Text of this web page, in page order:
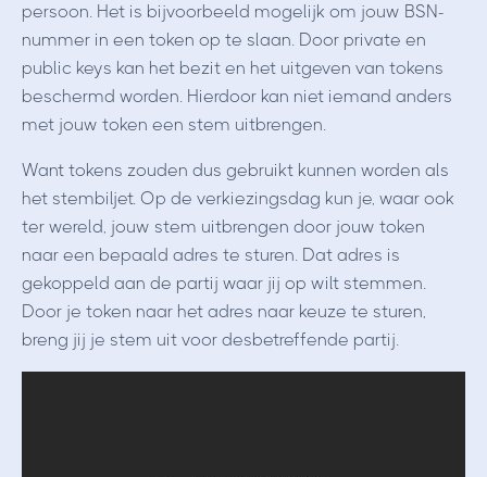
persoon. Het is bijvoorbeeld mogelijk om jouw BSN-
nummer in een token op te slaan. Door private en
public keys kan het bezit en het uitgeven van tokens
beschermd worden. Hierdoor kan niet iemand anders
met jouw token een stem uitbrengen.
Want tokens zouden dus gebruikt kunnen worden als
het stembiljet. Op de verkiezingsdag kun je, waar ook
ter wereld, jouw stem uitbrengen door jouw token
naar een bepaald adres te sturen. Dat adres is
gekoppeld aan de partij waar jij op wilt stemmen.
Door je token naar het adres naar keuze te sturen,
breng jij je stem uit voor desbetreffende partij.